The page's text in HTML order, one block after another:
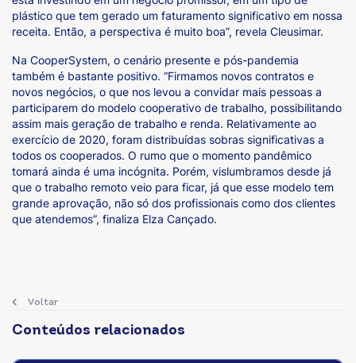
plástico que tem gerado um faturamento significativo em nossa
receita. Então, a perspectiva é muito boa”, revela Cleusimar.
Na CooperSystem, o cenário presente e pós-pandemia
também é bastante positivo. “Firmamos novos contratos e
novos negócios, o que nos levou a convidar mais pessoas a
participarem do modelo cooperativo de trabalho, possibilitando
assim mais geração de trabalho e renda. Relativamente ao
exercício de 2020, foram distribuídas sobras significativas a
todos os cooperados. O rumo que o momento pandêmico
tomará ainda é uma incógnita. Porém, vislumbramos desde já
que o trabalho remoto veio para ficar, já que esse modelo tem
grande aprovação, não só dos profissionais como dos clientes
que atendemos”, finaliza Elza Cançado.
Voltar
Conteúdos relacionados